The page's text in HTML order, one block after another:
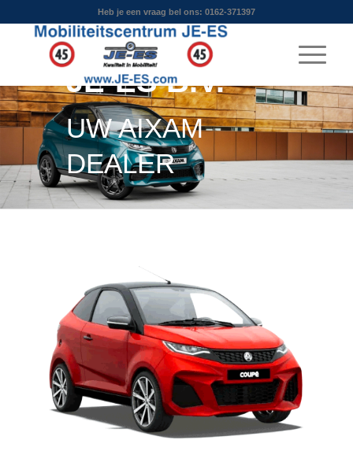
Heb je een vraag bel ons: 0162-371397
JE-ES B.V.
UW AIXAM
DEALER